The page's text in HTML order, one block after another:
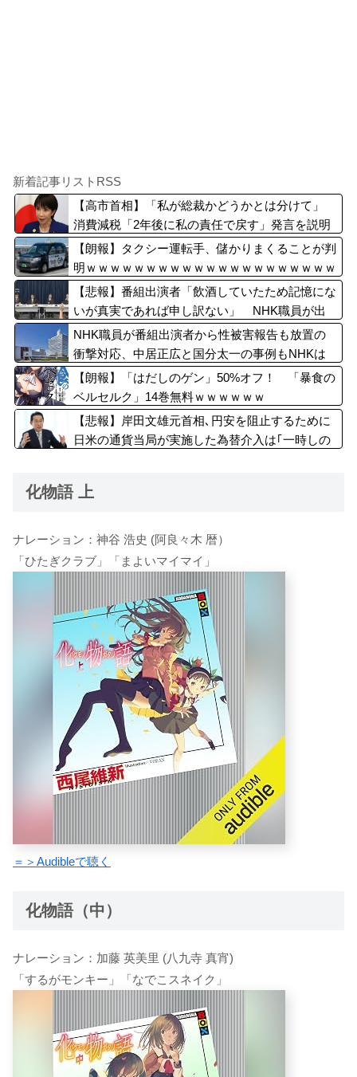
新着記事リストRSS
【高市首相】「私が総裁かどうかとは分けて」
消費減税「2年後に私の責任で戻す」発言を説明
【朗報】タクシー運転手、儲かりまくることが判
明ｗｗｗｗｗｗｗｗｗｗｗｗｗｗｗｗｗｗｗｗｗ
ｗｗｗｗ
【悲報】番組出演者「飲酒していたため記憶にな
いが真実であれば申し訳ない」 NHK職員が出
演者から性被害
NHK職員が番組出演者から性被害報告も放置の
衝撃対応、中居正広と国分太一の事例もNHKは
「加害者を守る」のか、指摘される“隠蔽体質”
【朗報】「はだしのゲン」50%オフ！ 「暴食の
ベルセルク」14巻無料ｗｗｗｗｗｗ
【悲報】岸田文雄元首相､円安を阻止するために
日米の通貨当局が実施した為替介入は｢一時しの
化物語 上
ナレーション：神谷 浩史 (阿良々木 暦）
「ひたぎクラブ」「まよいマイマイ」
＝＞Audibleで聴く
化物語（中）
ナレーション：加藤 英美里 (八九寺 真宵)
「するがモンキー」「なでこスネイク」